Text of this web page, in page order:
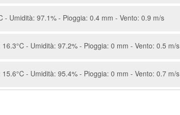
- Umidità: 97.1% - Pioggia: 0.4 mm - Vento: 0.9 m/s
- Umidità: 97.2% - Pioggia: 0 mm - Vento: 0.5 m/s
- Umidità: 95.4% - Pioggia: 0 mm - Vento: 0.7 m/s